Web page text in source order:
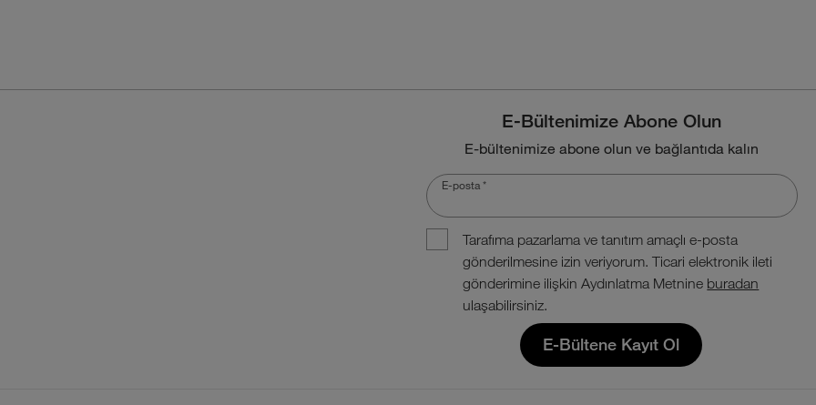
E-Bültenimize Abone Olun
E-bültenimize abone olun ve bağlantıda kalın
E-posta *
Tarafıma pazarlama ve tanıtım amaçlı e-posta
gönderilmesine izin veriyorum. Ticari elektronik ileti
gönderimine ilişkin Aydınlatma Metnine buradan
ulaşabilirsiniz.
E-Bültene Kayıt Ol